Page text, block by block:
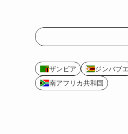
ザンビア ジンバブエ
南アフリカ共和国